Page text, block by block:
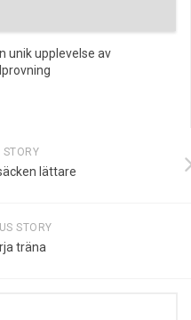
unik upplevelse av
STORY
lättare
STORY
träna